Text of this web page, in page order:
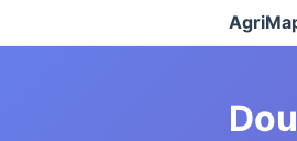
Panneau de gestion des cookies